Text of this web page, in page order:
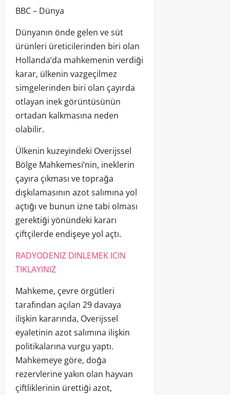
BBC – Dünya
Dünyanın önde gelen ve süt
ürünleri üreticilerinden biri olan
Hollanda’da mahkemenin verdiği
karar, ülkenin vazgeçilmez
simgelerinden biri olan çayırda
otlayan inek görüntüsünün
ortadan kalkmasına neden
olabilir.
Ülkenin kuzeyindeki Overijssel
Bölge Mahkemesi’nin, ineklerin
çayıra çıkması ve toprağa
dışkılamasının azot salımına yol
açtığı ve bunun izne tabi olması
gerektiği yönündeki kararı
çiftçilerde endişeye yol açtı.
RADYODENIZ DINLEMEK ICIN
TIKLAYINIZ
Mahkeme, çevre örgütleri
tarafından açılan 29 davaya
ilişkin kararında, Overijssel
eyaletinin azot salımına ilişkin
politikalarına vurgu yaptı.
Mahkemeye göre, doğa
rezervlerine yakın olan hayvan
çiftliklerinin ürettiği azot,